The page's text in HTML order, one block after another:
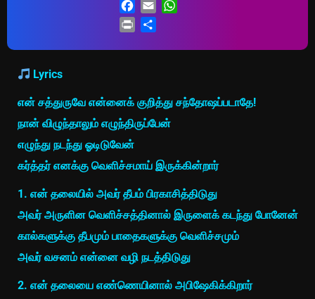
Facebook
Email
Print
Lyrics
என் சத்துருவே என்னைக் குறித்து சந்தோஷப்படாதே!
நான் விழுந்தாலும் எழுந்திருப்பேன்
எழுந்து நடந்து ஓடிடுவேன்
கர்த்தர் எனக்கு வெளிச்சமாய் இருக்கின்றார்
1. என் தலையில் அவர் தீபம் பிரகாசித்திடுது
அவர் அருளின வெளிச்சத்தினால் இருளைக் கடந்து போனேன்
கால்களுக்கு தீபமும் பாதைகளுக்கு வெளிச்சமும்
அவர் வசனம் என்னை வழி நடத்திடுது
2. என் தலையை எண்ணெயினால் அபிஷேகிக்கிறார்